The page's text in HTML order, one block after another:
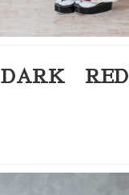
DARK RED